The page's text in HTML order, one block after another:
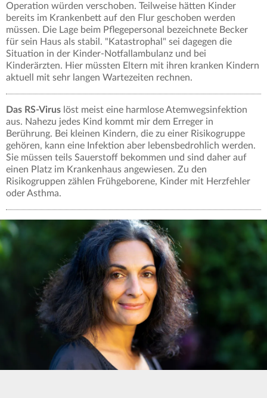
Operation würden verschoben. Teilweise hätten Kinder
bereits im Krankenbett auf den Flur geschoben werden
müssen. Die Lage beim Pflegepersonal bezeichnete Becker
für sein Haus als stabil. "Katastrophal" sei dagegen die
Situation in der Kinder-Notfallambulanz und bei
Kinderärzten. Hier müssten Eltern mit ihren kranken Kindern
aktuell mit sehr langen Wartezeiten rechnen.
Das RS-Virus löst meist eine harmlose Atemwegsinfektion
aus. Nahezu jedes Kind kommt mir dem Erreger in
Berührung. Bei kleinen Kindern, die zu einer Risikogruppe
gehören, kann eine Infektion aber lebensbedrohlich werden.
Sie müssen teils Sauerstoff bekommen und sind daher auf
einen Platz im Krankenhaus angewiesen. Zu den
Risikogruppen zählen Frühgeborene, Kinder mit Herzfehler
oder Asthma.